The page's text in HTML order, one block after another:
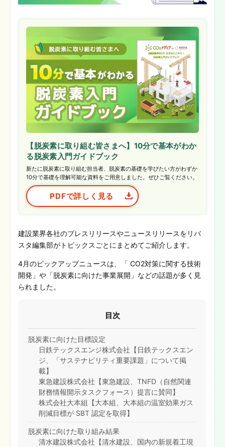
【脱炭素に取り組む皆さまへ】10分で基本がわか
る脱炭素入門ガイドブック
新たに脱炭素に取り組む担当者、脱炭素の基礎を学びたい方がわずか
10分で基礎を理解可能な資料をご用意しました。ぜひご覧ください。
PDFで詳しく見る
建設業界各社のプレスリリースやニュースリリースをリバ
スタ編集部がトピックスごとにまとめてご紹介します。
4月のピックアップニュースは、「 CO2対策に関する技術
開発」や「脱炭素に向けた事業展開」などの話題が多く見
られました。
目次
脱炭素に向けた目標設定
日鉄テックスエンジ株式会社【日鉄テックスエン
ジ、「サステナビリティ重要課題」について掲
載】
東急建設株式会社【東急建設、TNFD（自然関連
財務情報開示タスクフォース）提言に賛同】
株式会社大本組【大本組、大本組の温室効果ガス
削減目標が SBT 認定を取得】
脱炭素に向けた取り組み結果
清水建設株式会社【清水建設、国内の新規着工現